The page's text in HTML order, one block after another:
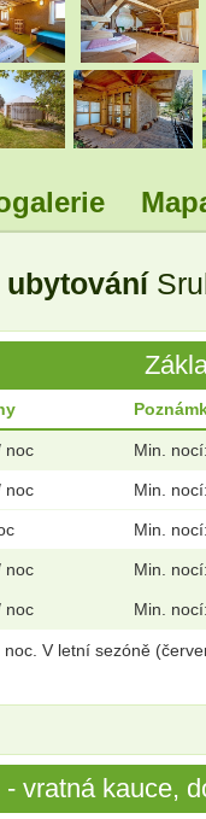
ubytování
noc Min.
noc Min.
Min.
noc Min.
noc Min.
V letní sezóně
vratná kauce,